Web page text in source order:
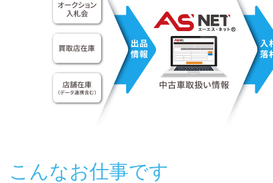
こんなお仕事です